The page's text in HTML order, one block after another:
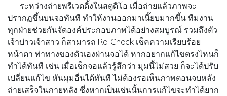
ระหว่างถ่ายพรีเวดดิ้งในสตูดิโอ เมื่อถ่ายแล้วภาพจะ
ปรากฏขึ้นบนจอทันที ทำให้งานออกมาเนี๊ยบมากขึ้น ทีมงาน
ทุกฝ่ายช่วยกันจัดองค์ประกอบภาพได้อย่างสมบูรณ์ รวมถึงตัว
เจ้าบ่าวเจ้าสาว ก็สามารถ Re-Check เช็คความเรียบร้อย
หน้าตา ท่าทางของตัวเองผ่านจอได้ หากอยากแก้ไขตรงไหนก็
ทำได้ทันที เช่น เมื่อเช็กจอแล้วรู้สึกว่า มุมนี้ไม่สวย ก็จะได้ปรับ
เปลี่ยนแก้ไข หันมุมอื่นได้ทันที ไม่ต้องรอเห็นภาพตอนจบหลัง
ถ่ายเสร็จในภายหลัง ซึ่งหากเป็นเช่นนั้นการแก้ไขจะทำได้ยาก